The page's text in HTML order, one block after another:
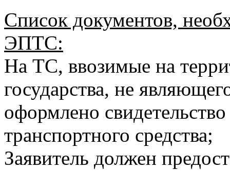
Список документов,
ЭПТС:
На ТС, ввозимые на
государства, не
оформлено
транспортного средства;
Заявитель должен